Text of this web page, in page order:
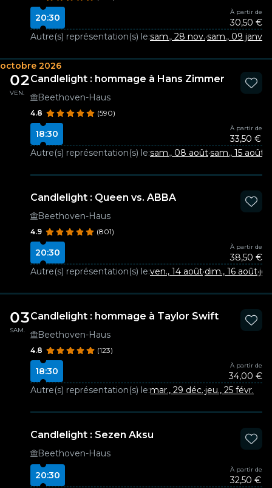
20:30
À partir de
30,50 €
Autre(s) représentation(s) le:sam., 28 nov.·sam., 09 janv.
octobre 2026
02
VEN.
Candlelight : hommage à Hans Zimmer
Beethoven-Haus
4.8 (590)
18:30
À partir de
33,50 €
Autre(s) représentation(s) le:sam., 08 août·sam., 15 août
Candlelight : Queen vs. ABBA
Beethoven-Haus
4.9 (801)
20:30
À partir de
38,50 €
Autre(s) représentation(s) le:ven., 14 août·dim., 16 août·
03
SAM.
Candlelight : hommage à Taylor Swift
Beethoven-Haus
4.8 (123)
18:30
À partir de
34,00 €
Autre(s) représentation(s) le:mar., 29 déc.·jeu., 25 févr.
Candlelight : Sezen Aksu
Beethoven-Haus
20:30
À partir de
32,50 €